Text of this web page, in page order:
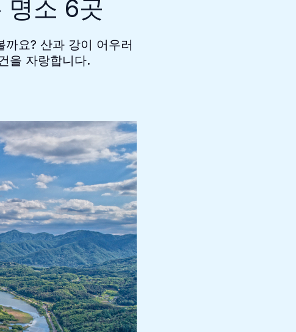
명소 6곳
요? 산과 강이 어우러
을 자랑합니다.